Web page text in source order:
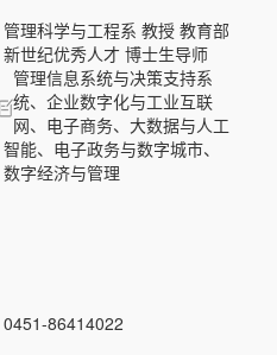
管理科学与工程系 教授 教育部
新世纪优秀人才 博士生导师
管理信息系统与决策支持系
统、企业数字化与工业互联
网、电子商务、大数据与人工
智能、电子政务与数字城市、
数字经济与管理
0451-86414022